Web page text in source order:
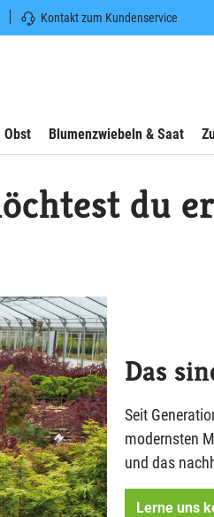
Kontakt zum Kundenservice
Obst Blumenzwiebeln & Saat
du
Das
Seit
modernsten
und das
Lerne uns